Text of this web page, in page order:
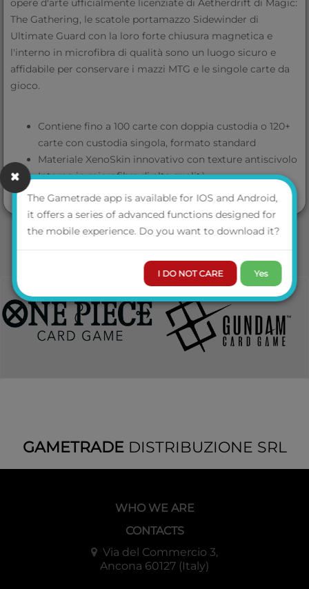
opere d'arte ufficialmente licenziate di Aetherdrift di Magic:
The Gathering, le scatole portamazzo Sidewinder di
Ultimate Guard con la loro forte chiusura magnetica e
l'interno in microfibra di qualità sono un luogo sicuro e
affidabile per conservare i mazzi MTG e le singole carte da
gioco.
Contiene fino a 100 carte con doppia custodia o 120+
carte con custodia singola, formato standard
Materiale XenoSkin innovativo con texture antiscivolo
Interno in microfibra di alta qualità
Le caratteristiche antiscivolo dell'interno in
microfibra rendono il coperchio completamente
aperto pronto per impilare le carte
lascia la scatola aperta su entrambi i lati per una
facile estrazione del mazzo
Dimensioni: circa 79 x 104 x 88 mm
VIEW MORE
GAMETRADEDISTRIBUZIONE SRL
WHO WE ARE
CONTACTS
Via del Commercio 3,
Ancona 60127 (Italy)
The Gametrade app is available for IOS and Android,
it offers a series of advanced functions designed for
the mobile experience. Do you want to download it?
I DO NOT CARE Yes